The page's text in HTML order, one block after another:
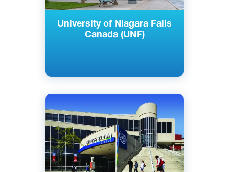
University of Niagara Falls
Canada (UNF)
Английский
Торонто, Канада
Государственный